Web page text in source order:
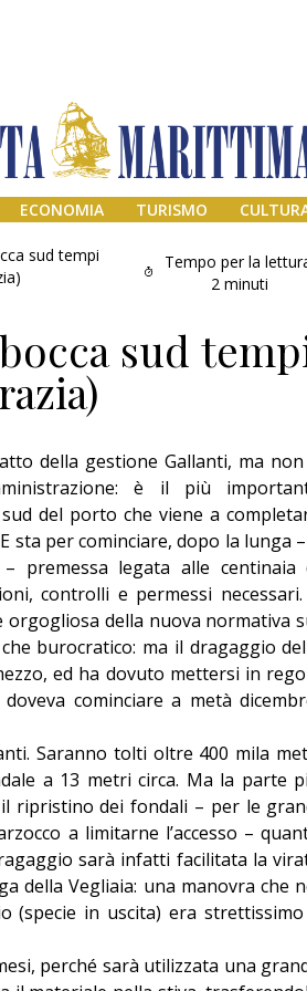
ECONOMIA TURISMO
sud tempi
Tempo per la
2 minuti
sud
atto della gestione Gallanti, ma
è il più
del porto che viene a
sta per cominciare, dopo la lunga
premessa legata alle centinaia
controlli e permessi
orgogliosa della nuova normativa
burocratico: ma il dragaggio
ed ha dovuto mettersi in
cominciare a metà
Saranno tolti oltre 400 mila
a 13 metri circa. Ma la parte
ripristino dei fondali – per le
a limitarne l’accesso –
sarà infatti facilitata la
della Vegliaia: una manovra che
(specie in uscita) era strettissimo
perché sarà utilizzata una
Addio amico
Giorgio
Editoriale